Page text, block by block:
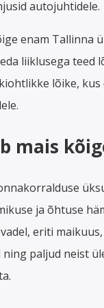
autojuhtidele.
enam Tallinna
liiklusega teed
lõike,
mais
ja õhtuse
eriti
paljud neist